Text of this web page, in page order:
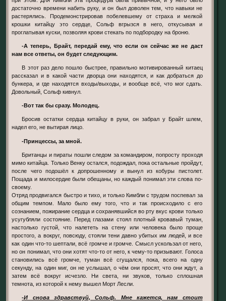
достаточно времени набить руку, и он был доволен тем, что навыки не
растерялись. Продемонстрировав побелевшему от страха и мелкой
крошки китайцу это сердце, Сольф вгрызся в него, откусывая и
проглатывая куски, позволяя крови стекать по подбородку на броню.
-А теперь, Брайт, передай ему, что если он сейчас же не даст
нам все ответы, он будет следующим.
В этот раз дело пошло быстрее, правильно мотивированный китаец
рассказал и в какой части дворца они находятся, и как добраться до
бункера, и где находятся входы/выходы, и вообще всё, что мог сдать.
Довольный, Сольф кивнул.
-Вот так бы сразу. Молодец.
Бросив остатки сердца китайцу в руки, он забрал у Брайт шлем,
надел его, не вытирая лицо.
-Принцессы, за мной.
Британцы и пираты пошли следом за командиром, попросту проходя
мимо китайца. Только Венку остался, подождал, пока остальные пройдут,
после чего подошёл к допрошенному и вынул из кобуры пистолет.
Пощада и милосердие были обещаны, но каждый понимал эти слова по-
своему.
Отряд продвигался быстро и тихо, и только Кимбли с трудом поспевал за
общим темпом. Мало было ему того, что и так происходило с его
сознанием, пожирание сердца и сохранявшийся во рту вкус крови только
усугубляли состояние. Перед глазами стоял плотный кровавый туман,
настолько густой, что налететь на стену или человека было проще
простого, а вокруг, повсюду, стояли тени давно убитых им людей, и все
как один что-то шептали, всё громче и громче. Смысл ускользал от него,
но он понимал, что они хотят что-то от него, к чему-то призывают. Голоса
становились всё громче, туман всё сгущался, пока, всего на одну
секунду, на один миг, он не услышал, о чём они просят, что они ждут, а
затем всё вокруг исчезло. Ни света, ни звуков, только сплошная
темнота, из которой к нему вышел Морт Лесли.
-И снова здравствуй, Сольф. Мне кажется, нам стоит